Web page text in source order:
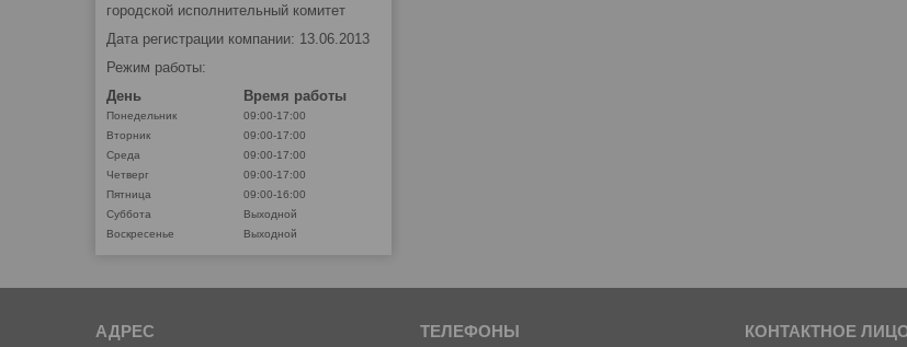
городской исполнительный комитет
Дата регистрации компании: 13.06.2013
Режим работы:
День
Время работы
Понедельник
09:00-17:00
Вторник
09:00-17:00
Среда
09:00-17:00
Четверг
09:00-17:00
Пятница
09:00-16:00
Суббота
Выходной
Воскресенье
Выходной